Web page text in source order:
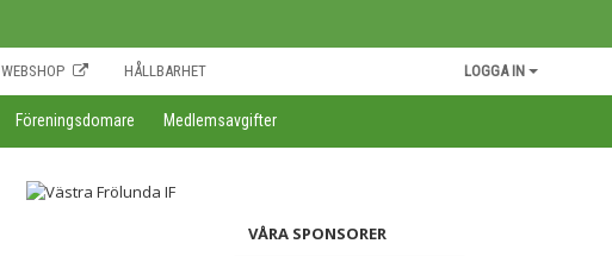
WEBSHOP HÅLLBARHET LOGGA IN
Föreningsdomare Medlemsavgifter
VÅRA SPONSORER